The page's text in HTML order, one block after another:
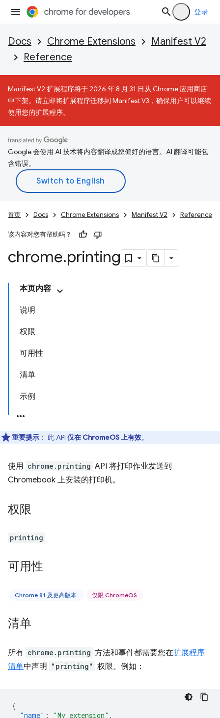
登录
Docs Chrome Extensions
Manifest V2
Reference
Manifest V2 扩展程序将于 2026 年 8 月 31 日从 Chrome 应用商店
中下架。请立即将扩展程序迁移到 Manifest V3，确保用户可以继续
使用您的扩展程序。
Google 会使用 AI 技术将内容翻译成您偏好的语言。AI 翻译可能包
含错误。
首页 Docs Chrome Extensions Manifest V2 Reference
该内容对您有帮助吗？
chrome.printing
本页内容
说明
权限
可用性
清单
示例
重要提示 ： 此 API 仅在 ChromeOS 上有效。
使用 chrome.printing API 将打印作业发送到
Chromebook 上安装的打印机。
权限
printing
可用性
Chrome 81 及更高版本 仅限 ChromeOS
清单
所有 chrome.printing 方法和事件都需要您在扩展程序
清单中声明 "printing" 权限。例如：
{
"name" : "My extension" ,